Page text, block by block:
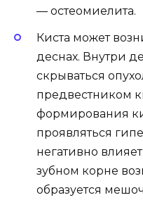
— остеомиелита.
Киста может
деснах. Внутри
скрываться
предвестником
формирования
проявляться
негативно
зубном корне
образуется